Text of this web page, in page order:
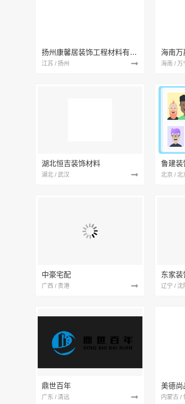
扬州康馨居装饰工程材料有限公司
江苏 / 扬州 海南 / 万
湖北恒吉装饰材料
湖北 / 武汉
鲁建装
北京 / 北
中豪宅配
广西 / 贵港
东家装
辽宁 / 沈
鼎世百年
广东 / 清远
美德尚
内蒙古 /